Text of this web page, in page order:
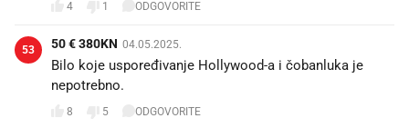
4 1 ODGOVORITE
53 50 € 380KN 04.05.2025.
Bilo koje uspoređivanje Hollywood-a i čobanluka je
nepotrebno.
8 5 ODGOVORITE